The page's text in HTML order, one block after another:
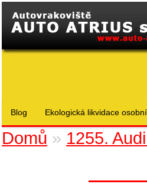
Blog Ekologická likvidace
Domů » 1255.